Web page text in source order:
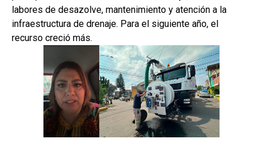
labores de desazolve, mantenimiento y atención a la
infraestructura de drenaje. Para el siguiente año, el
recurso creció más.